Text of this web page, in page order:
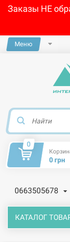
Заказы НЕ
Меню
0
0 грн
0663505678
КАТАЛОГ